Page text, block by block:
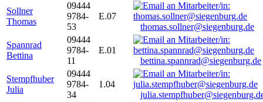
Sollner
Thomas
09444
9784-
53
E.07
thomas.sollner@siegenburg.de
Spannrad
Bettina
09444
9784-
11
E.01
bettina.spannrad@siegenburg.de
Stempfhuber
Julia
09444
9784-
34
1.04